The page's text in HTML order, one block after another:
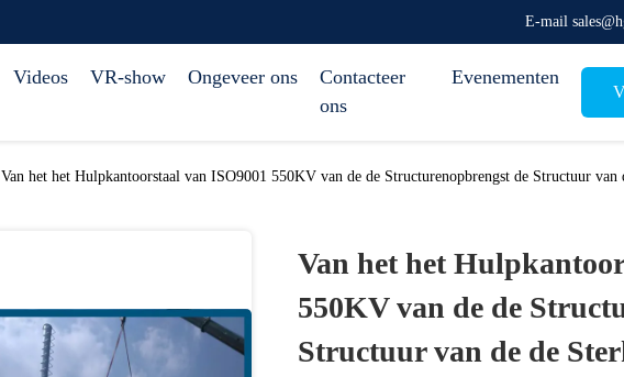
E-mail
Videos VR-show Ongeveer ons
Contacteer
ons
Evenementen
Van het het Hulpkantoorstaal van ISO9001 550KV van de de Structurenopbrengst de Structuur van
Van het het
550KV van de de
Structuur van de de